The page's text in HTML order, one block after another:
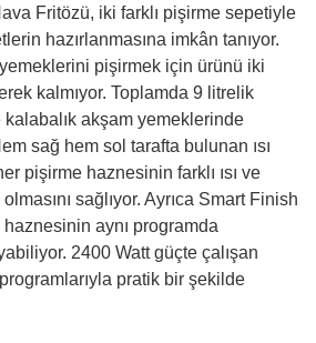
Fritözü, iki farklı pişirme sepetiyle
hazırlanmasına imkân tanıyor.
pişirmek için ürünü iki
kalmıyor. Toplamda 9 litrelik
akşam yemeklerinde
sağ hem sol tarafta bulunan ısı
pişirme haznesinin farklı ısı ve
sağlıyor. Ayrıca Smart Finish
aynı programda
2400 Watt güçte çalışan
pratik bir şekilde